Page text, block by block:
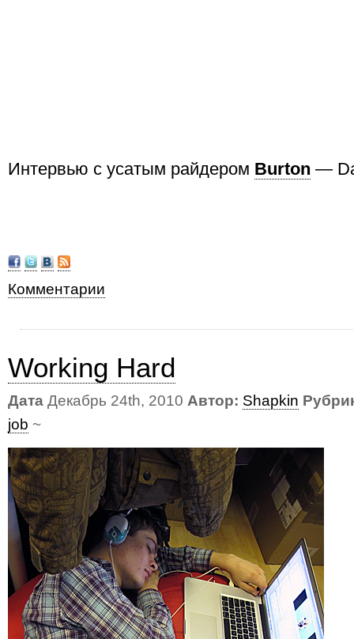
Интервью с усатым райдером Burton —
Комментарии
Working Hard
Дата Декабрь 24th, 2010 Автор: Shapkin
job ~